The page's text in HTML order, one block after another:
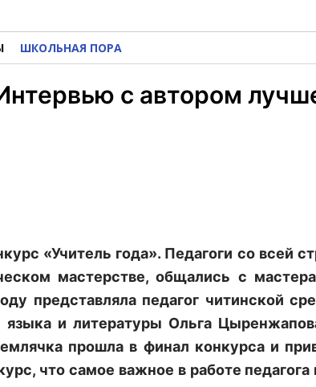
ШКОЛЬНАЯ ПОРА
с автором
«Учитель года». Педагоги со всей
мастерстве, общались с
представляла педагог читинской
и литературы Ольга
прошла в финал конкурса и
что самое важное в работе педагога